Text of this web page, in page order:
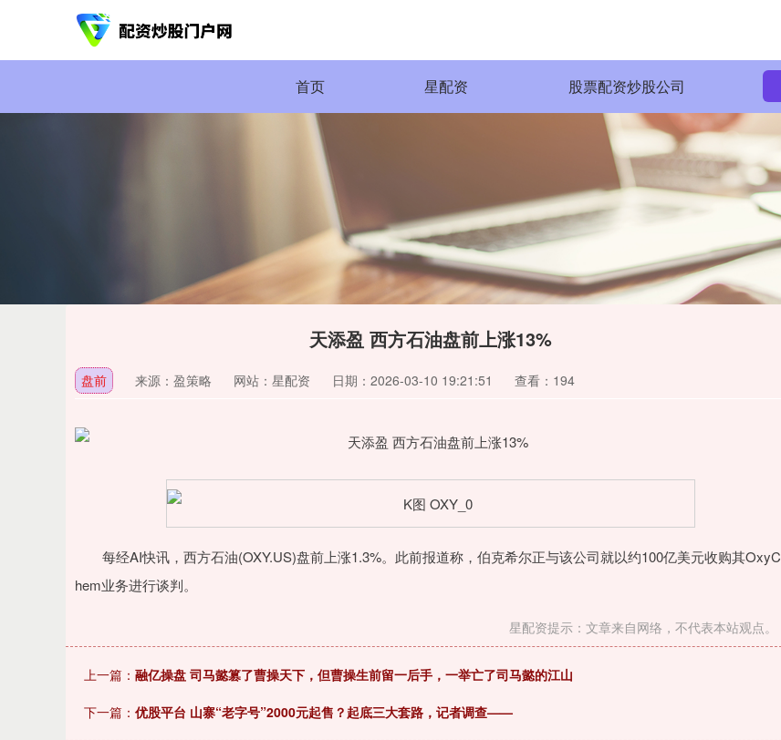
首页 星配资 股票配资炒股公司
天添盈 西方石油盘前上涨13%
盘前 来源：盈策略 网站：星配资 日期：2026-03-10 19:21:51 查看：194
每经AI快讯，西方石油(OXY.US)盘前上涨1.3%。此前报道称，伯克希尔正与该公司就以约100亿美元收购其OxyC
hem业务进行谈判。
星配资提示：文章来自网络，不代表本站观点。
上一篇： 融亿操盘 司马懿篡了曹操天下，但曹操生前留一后手，一举亡了司马懿的江山
下一篇： 优股平台 山寨“老字号”2000元起售？起底三大套路，记者调查——